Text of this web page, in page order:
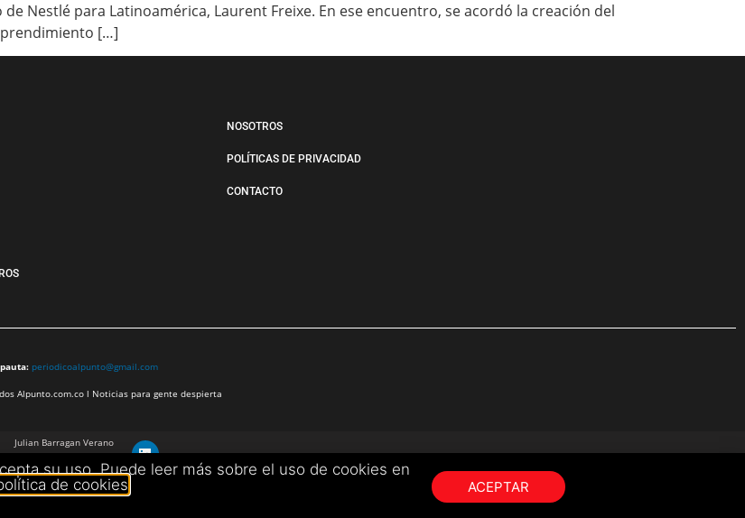
Nestlé para Latinoamérica, Laurent Freixe. En ese encuentro, se acordó la creación del
[…]
NOSOTROS
POLÍTICAS DE PRIVACIDAD
CONTACTO
periodicoalpunto@gmail.com
Alpunto.com.co l Noticias para gente despierta
Julian Barragan Verano
+57 312 308 9218
su uso. Puede leer más sobre el uso de cookies en
de cookies ACEPTAR